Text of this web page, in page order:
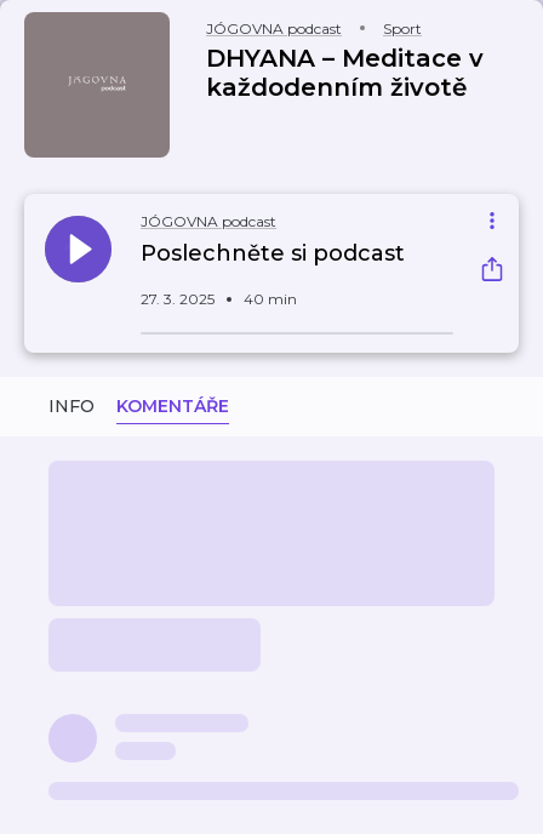
JÓGOVNA podcast Sport
DHYANA – Meditace v
každodenním životě
JÓGOVNA podcast
Poslechněte si podcast
27. 3. 2025 40 min
INFO KOMENTÁŘE